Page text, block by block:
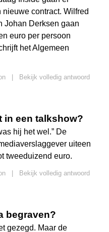
contract. Wilfred
Johan Derksen gaan
euro per persoon
het Algemeen
Bekijk volledig antwoord
in een talkshow?
hij het wel.” De
uiteen
tweeduizend euro.
Bekijk volledig antwoord
begraven?
gezegd. Maar de